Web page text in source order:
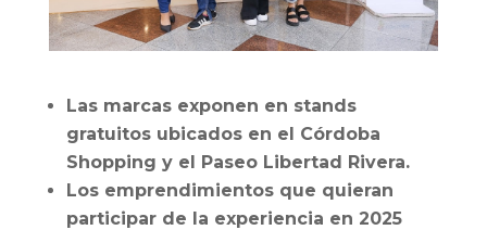
Las marcas exponen en stands
gratuitos ubicados en el Córdoba
Shopping y el Paseo Libertad Rivera.
Los emprendimientos que quieran
participar de la experiencia en 2025